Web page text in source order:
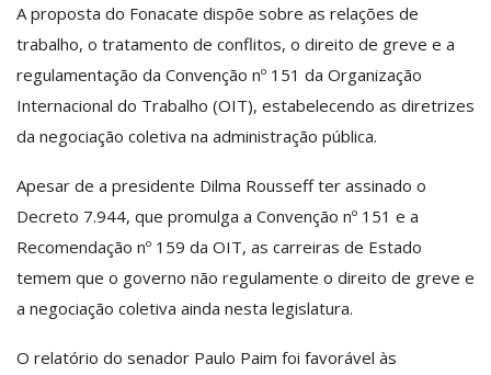
A proposta do Fonacate dispõe sobre as relações de
trabalho, o tratamento de conflitos, o direito de greve e a
regulamentação da Convenção nº 151 da Organização
Internacional do Trabalho (OIT), estabelecendo as diretrizes
da negociação coletiva na administração pública.
Apesar de a presidente Dilma Rousseff ter assinado o
Decreto 7.944, que promulga a Convenção nº 151 e a
Recomendação nº 159 da OIT, as carreiras de Estado
temem que o governo não regulamente o direito de greve e
a negociação coletiva ainda nesta legislatura.
O relatório do senador Paulo Paim foi favorável às